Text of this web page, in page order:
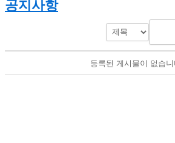
공지사항
등록된 게시물이 없습